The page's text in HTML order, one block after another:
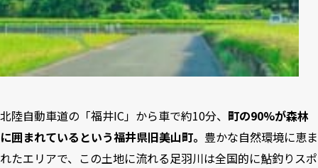
北陸自動車道の「福井IC」から車で約10分、 町の90%が森林
に囲まれているという福井県旧美山町。 豊かな自然環境に恵ま
れたエリアで、この土地に流れる足羽川は全国的に鮎釣りスポ